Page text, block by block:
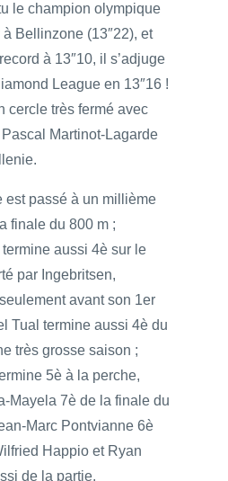
le champion olympique
Bellinzone (13″22), et
à 13″10, il s’adjuge
League en 13″16 !
cercle très fermé avec
Martinot-Lagarde
est passé à un millième
finale du 800 m ;
aussi 4è sur le
par Ingebritsen,
avant son 1er
Tual termine aussi 4è du
très grosse saison ;
5è à la perche,
Mayela 7è de la finale du
Marc Pontvianne 6è
Happio et Ryan
de la partie.